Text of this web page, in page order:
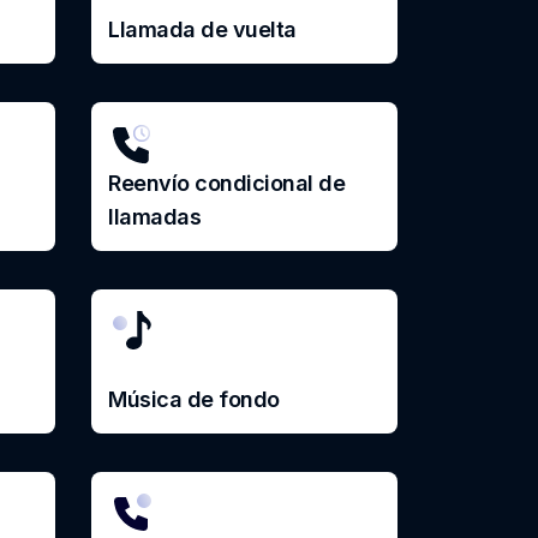
Llamada de vuelta
Reenvío condicional de
llamadas
Música de fondo